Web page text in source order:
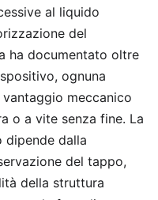
al liquido
del
ha documentato oltre
ognuna
meccanico
o a vite senza fine. La
dipende dalla
del tappo,
della struttura